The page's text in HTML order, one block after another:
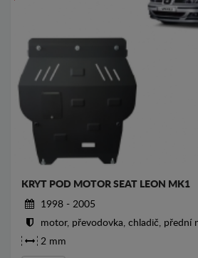
KRYT POD MOTOR SEAT LEON MK1
1998 - 2005
motor, převodovka, chladič, přední
2 mm